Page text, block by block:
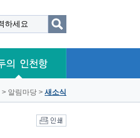
> 알림마당 > 새소식